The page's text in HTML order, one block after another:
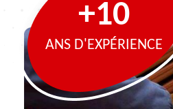
+10
ANS D'EXPÉRIENCE